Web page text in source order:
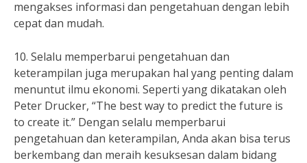
mengakses informasi dan pengetahuan dengan lebih
cepat dan mudah.
10. Selalu memperbarui pengetahuan dan
keterampilan juga merupakan hal yang penting dalam
menuntut ilmu ekonomi. Seperti yang dikatakan oleh
Peter Drucker, “The best way to predict the future is
to create it.” Dengan selalu memperbarui
pengetahuan dan keterampilan, Anda akan bisa terus
berkembang dan meraih kesuksesan dalam bidang